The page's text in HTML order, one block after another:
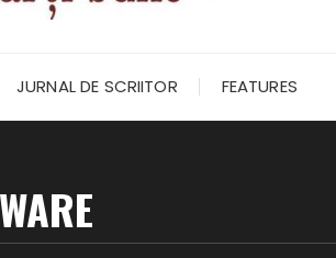
JURNAL DE SCRIITOR FEATURES